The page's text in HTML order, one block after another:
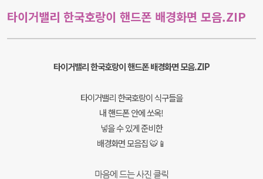
타이거밸리 한국호랑이 핸드폰 배경화면 모음.ZIP
타이거밸리 한국호랑이 핸드폰 배경화면 모음.ZIP
타이거밸리 한국호랑이 식구들을
내 핸드폰 안에 쏘옥!
넣을 수 있게 준비한
배경화면 모음집 🐯📱
마음에 드는 사진 클릭